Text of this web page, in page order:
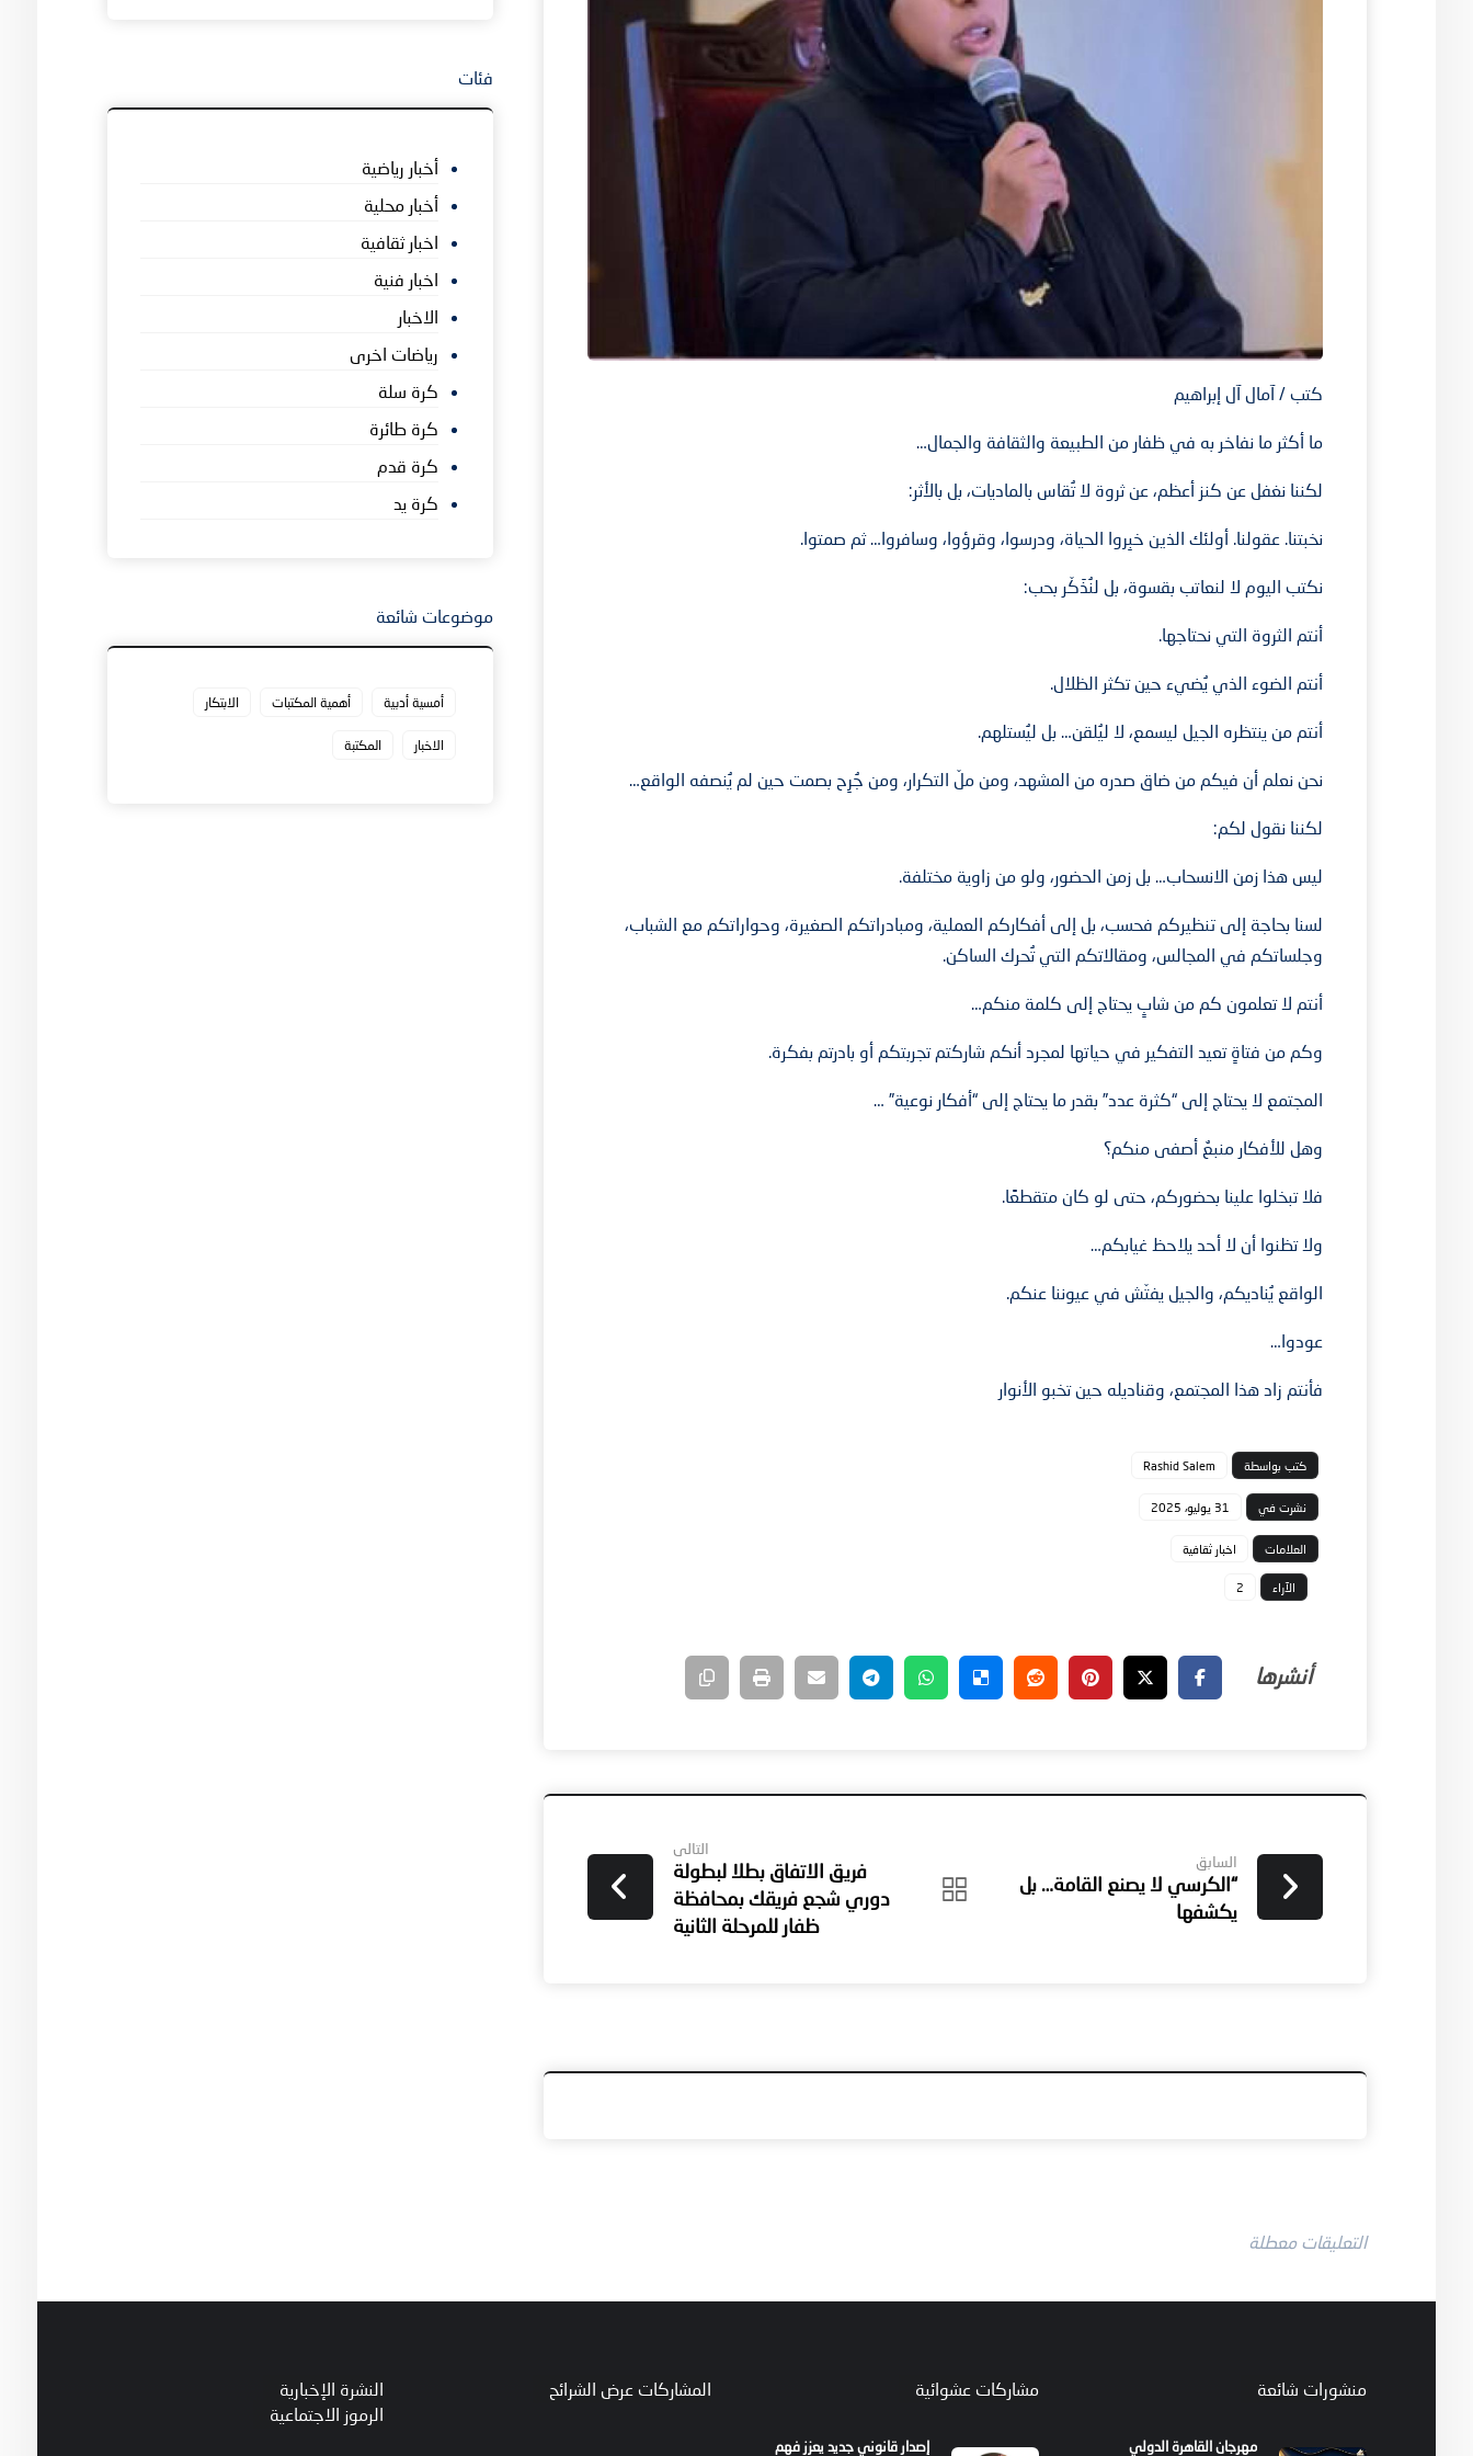
كتب / آمال آل إبراهيم
ما أكثر ما نفاخر به في ظفار من الطبيعة والثقافة والجمال…
لكننا نغفل عن كنز أعظم، عن ثروة لا تُقاس بالماديات، بل بالأثر:
نخبتنا. عقولنا. أولئك الذين خبِروا الحياة، ودرسوا، وقرؤوا، وسافروا… ثم صمتوا.
نكتب اليوم لا لنعاتب بقسوة، بل لنُذَكّر بحب:
أنتم الثروة التي نحتاجها.
أنتم الضوء الذي يُضيء حين تكثر الظلال.
أنتم من ينتظره الجيل ليسمع، لا ليُلقن… بل ليُستلهم.
نحن نعلم أن فيكم من ضاق صدره من المشهد، ومن ملّ التكرار، ومن جُرِح بصمت حين لم يُنصفه الواقع…
لكننا نقول لكم:
ليس هذا زمن الانسحاب… بل زمن الحضور، ولو من زاوية مختلفة.
لسنا بحاجة إلى تنظيركم فحسب، بل إلى أفكاركم العملية، ومبادراتكم الصغيرة، وحواراتكم مع الشباب،
وجلساتكم في المجالس، ومقالاتكم التي تُحرك الساكن.
أنتم لا تعلمون كم من شابٍ يحتاج إلى كلمة منكم…
وكم من فتاةٍ تعيد التفكير في حياتها لمجرد أنكم شاركتم تجربتكم أو بادرتم بفكرة.
المجتمع لا يحتاج إلى “كثرة عدد” بقدر ما يحتاج إلى “أفكار نوعية” …
وهل للأفكار منبعٌ أصفى منكم؟
فلا تبخلوا علينا بحضوركم، حتى لو كان متقطعًا.
ولا تظنوا أن لا أحد يلاحظ غيابكم…
الواقع يُناديكم، والجيل يفتّش في عيوننا عنكم.
عودوا…
فأنتم زاد هذا المجتمع، وقناديله حين تخبو الأنوار
كتب بواسطة Rashid Salem
نشرت في 31 يوليو، 2025
العلامات اخبار ثقافية
الآراء 2
السابق
“الكرسي لا يصنع القامة… بل
يكشفها
التالى
فريق الاتفاق بطلا لبطولة
دوري شجع فريقك بمحافظة
ظفار للمرحلة الثانية
التعليقات معطلة
فئات
أخبار رياضية
أخبار محلية
اخبار ثقافية
اخبار فنية
الاخبار
رياضات اخرى
كرة سلة
كرة طائرة
كرة قدم
كرة يد
موضوعات شائعة
أمسية أدبية أهمية المكتبات الابتكار
الاخبار المكتبة
منشورات شائعة
مهرجان القاهرة الدولي
مشاركات عشوائية
إصدار قانوني جديد يعزز فهم
المشاركات عرض الشرائح
النشرة الإخبارية
الرموز الاجتماعية